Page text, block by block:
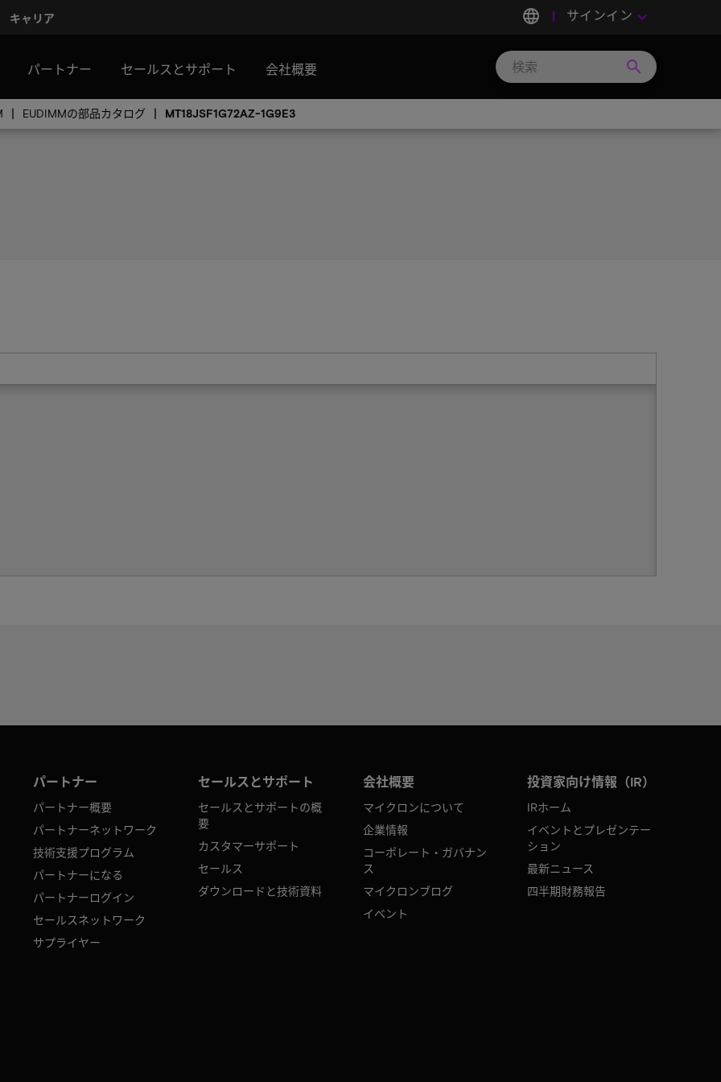
キャリア language サインイン keyboard_arrow_down
パートナー セールスとサポート 会社概要 search
EUDIMMの部品カタログ MT18JSF1G72AZ-1G9E3
パートナー
パートナー概要
パートナーネットワーク
技術支援プログラム
パートナーになる
パートナーログイン
セールスネットワーク
サプライヤー
セールスとサポート
セールスとサポートの概
要
カスタマーサポート
セールス
ダウンロードと技術資料
会社概要
マイクロンについて
企業情報
コーポレート・ガバナン
ス
マイクロンブログ
イベント
投資家向け情報（IR）
IRホーム
イベントとプレゼンテー
ション
最新ニュース
四半期財務報告